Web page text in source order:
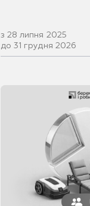
з 28 липня 2025
до 31 грудня 2026